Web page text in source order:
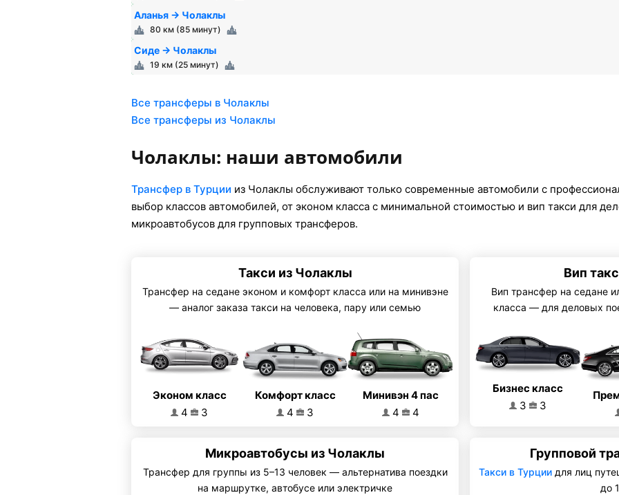
Аланья → Чолаклы
80 км (85 минут)
Сиде → Чолаклы
19 км (25 минут)
Все трансферы в Чолаклы
Все трансферы из Чолаклы
Чолаклы: наши автомобили
Трансфер в Турции из Чолаклы обслуживают только современные автомобили с
выбор классов автомобилей, от эконом класса с минимальной стоимостью и вип такси для
микроавтобусов для групповых трансферов.
Такси из Чолаклы
Трансфер на седане эконом и комфорт класса или на минивэне
— аналог заказа такси на человека, пару или семью
Эконом класс
4
3
Комфорт класс
4
3
Минивэн 4 пас
4
4
Вип
Вип трансфер на седане
класса — для деловых
Бизнес класс
3
3
Микроавтобусы из Чолаклы
Трансфер для группы из 5–13 человек — альтернатива поездки
на маршрутке, автобусе или электричке
Групповой
Такси в Турции для лиц
до